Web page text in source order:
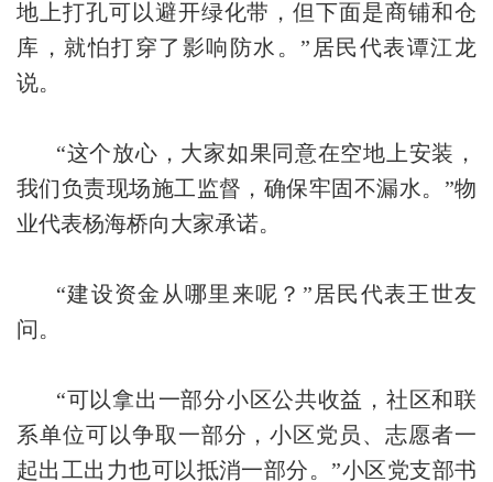
地上打孔可以避开绿化带，但下面是商铺和仓
库，就怕打穿了影响防水。”居民代表谭江龙
说。
“这个放心，大家如果同意在空地上安装，
我们负责现场施工监督，确保牢固不漏水。”物
业代表杨海桥向大家承诺。
“建设资金从哪里来呢？”居民代表王世友
问。
“可以拿出一部分小区公共收益，社区和联
系单位可以争取一部分，小区党员、志愿者一
起出工出力也可以抵消一部分。”小区党支部书